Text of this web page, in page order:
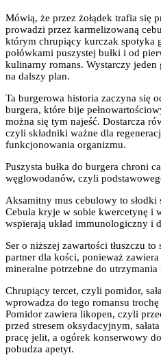
Mówią, że przez żołądek trafia się
prowadzi przez karmelizowaną
którym chrupiący kurczak spotyka
połówkami puszystej bułki i od
kulinarny romans. Wystarczy jeden
na dalszy plan.
Ta burgerowa historia zaczyna się
burgera, które bije
można się tym najeść. Dostarcza
czyli składniki ważne dla
funkcjonowania organizmu.
Puszysta bułka do burgera chroni
węglowodanów, czyli
Aksamitny mus cebulowy to słodki
Cebula kryje w sobie kwercetynę i
wspierają układ immunologiczny i
Ser o niższej zawartości tłuszczu
partner dla kości, ponieważ
mineralne potrzebne do
Chrupiący tercet, czyli pomidor,
wprowadza do tego romansu
Pomidor zawiera likopen, czyli
przed stresem oksydacyjnym,
pracę jelit, a ogórek konserwowy
pobudza apetyt.